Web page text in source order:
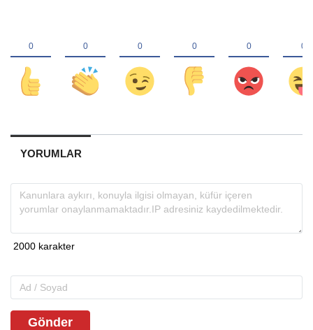
YORUMLAR
Gönder